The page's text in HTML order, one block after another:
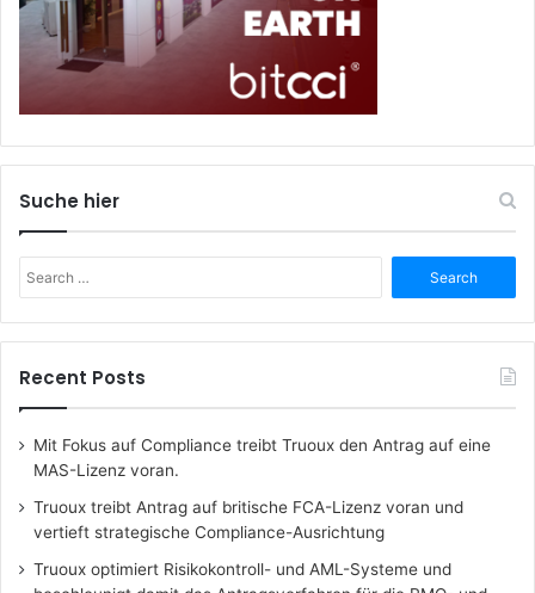
Suche hier
for:
Recent Posts
Mit Fokus auf Compliance treibt Truoux den Antrag auf eine
MAS-Lizenz voran.
Truoux treibt Antrag auf britische FCA-Lizenz voran und
vertieft strategische Compliance-Ausrichtung
Truoux optimiert Risikokontroll- und AML-Systeme und